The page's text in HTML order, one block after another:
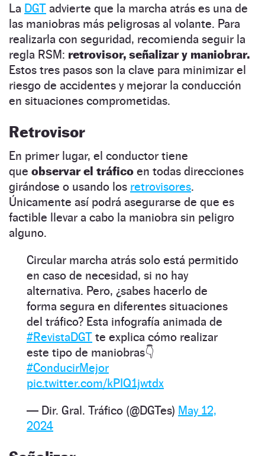
La DGT advierte que la marcha atrás es una de
las maniobras más peligrosas al volante. Para
realizarla con seguridad, recomienda seguir la
regla RSM: retrovisor, señalizar y maniobrar.
Estos tres pasos son la clave para minimizar el
riesgo de accidentes y mejorar la conducción
en situaciones comprometidas.
Retrovisor
En primer lugar, el conductor tiene
que observar el tráfico en todas direcciones
girándose o usando los retrovisores.
Únicamente así podrá asegurarse de que es
factible llevar a cabo la maniobra sin peligro
alguno.
Circular marcha atrás solo está permitido
en caso de necesidad, si no hay
alternativa. Pero, ¿sabes hacerlo de
forma segura en diferentes situaciones
del tráfico? Esta infografía animada de
#RevistaDGT te explica cómo realizar
este tipo de maniobras👇
#ConducirMejor
pic.twitter.com/kPIQ1jwtdx
— Dir. Gral. Tráfico (@DGTes) May 12,
2024